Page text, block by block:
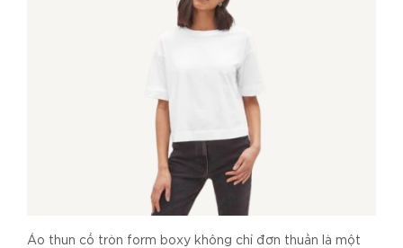
Áo thun cổ tròn form boxy không chỉ đơn thuần là một